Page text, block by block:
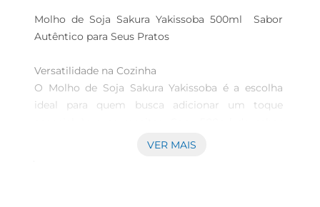
Molho de Soja Sakura Yakissoba 500ml  Sabor
Autêntico para Seus Pratos
Versatilidade na Cozinha
O Molho de Soja Sakura Yakissoba é a escolha
ideal para quem busca adicionar um toque
autêntico, este molho é perfeito para preparar
VER MAIS